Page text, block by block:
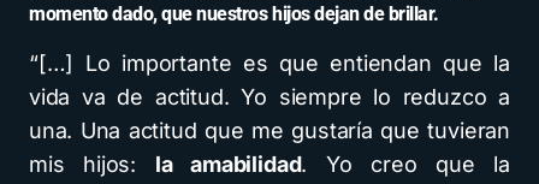
momento dado, que nuestros hijos dejan de brillar.
“[…] Lo importante es que entiendan que la
vida va de actitud. Yo siempre lo reduzco a
una. Una actitud que me gustaría que tuvieran
mis hijos: la amabilidad. Yo creo que la